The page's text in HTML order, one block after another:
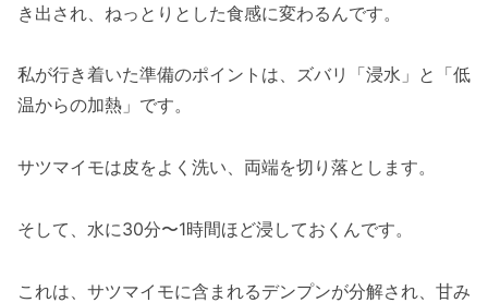
き出され、ねっとりとした食感に変わるんです。
私が行き着いた準備のポイントは、ズバリ「浸水」と「低
温からの加熱」です。
サツマイモは皮をよく洗い、両端を切り落とします。
そして、水に30分〜1時間ほど浸しておくんです。
これは、サツマイモに含まれるデンプンが分解され、甘み